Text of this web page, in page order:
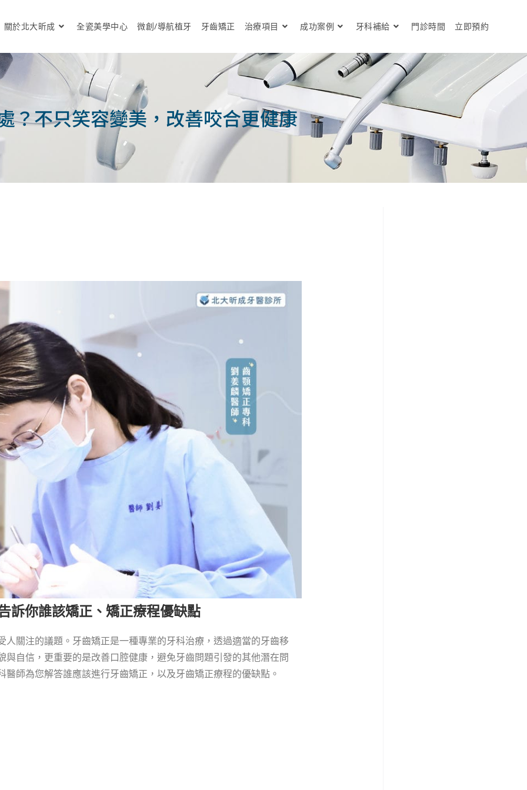
關於北大昕成 全瓷美學中心 微創/導航植牙 牙齒矯正 治療項目 成功案例 牙科補給 門診時間 立即預約
？不只笑容變美，改善咬合更健康
訴你誰該矯正、矯正療程優缺點
關注的議題。牙齒矯正是一種專業的牙科治療，透過適當的牙齒移
自信，更重要的是改善口腔健康，避免牙齒問題引發的其他潛在問
師為您解答誰應該進行牙齒矯正，以及牙齒矯正療程的優缺點。